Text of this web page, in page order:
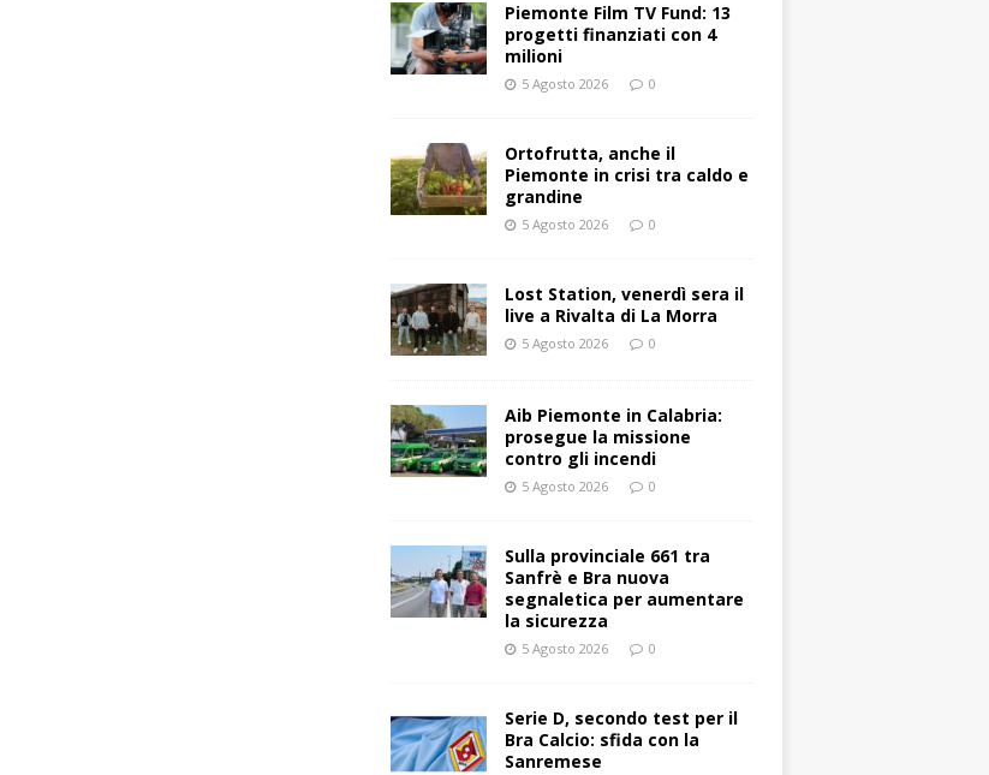
Piemonte Film TV Fund: 13
progetti finanziati con 4
milioni
5 Agosto 2026 0
Ortofrutta, anche il
Piemonte in crisi tra caldo e
grandine
5 Agosto 2026 0
Lost Station, venerdì sera il
live a Rivalta di La Morra
5 Agosto 2026 0
Aib Piemonte in Calabria:
prosegue la missione
contro gli incendi
5 Agosto 2026 0
Sulla provinciale 661 tra
Sanfrè e Bra nuova
segnaletica per aumentare
la sicurezza
5 Agosto 2026 0
Serie D, secondo test per il
Bra Calcio: sfida con la
Sanremese